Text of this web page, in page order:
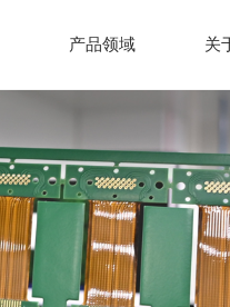
产品领域 关